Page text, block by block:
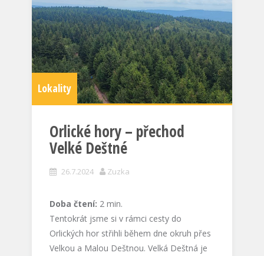
Lokality
Orlické hory – přechod
Velké Deštné
26.7.2024 Zuzka
Doba čtení: 2 min.
Tentokrát jsme si v rámci cesty do
Orlických hor střihli během dne okruh přes
Velkou a Malou Deštnou. Velká Deštná je